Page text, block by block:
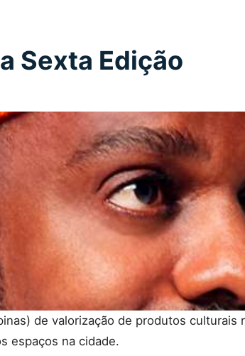
Sexta Edição
de valorização de produtos culturais
espaços na cidade.